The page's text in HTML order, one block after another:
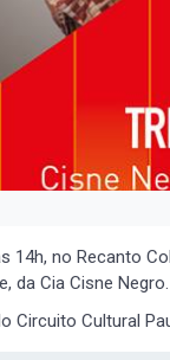
14h, no Recanto
da Cia Cisne Negro.
Circuito Cultural